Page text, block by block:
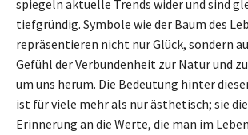
spiegeln aktuelle Trends wider und sind
tiefgründig. Symbole wie der Baum des
repräsentieren nicht nur Glück, sondern
Gefühl der Verbundenheit zur Natur und
um uns herum. Die Bedeutung hinter
ist für viele mehr als nur ästhetisch; sie
Erinnerung an die Werte, die man im